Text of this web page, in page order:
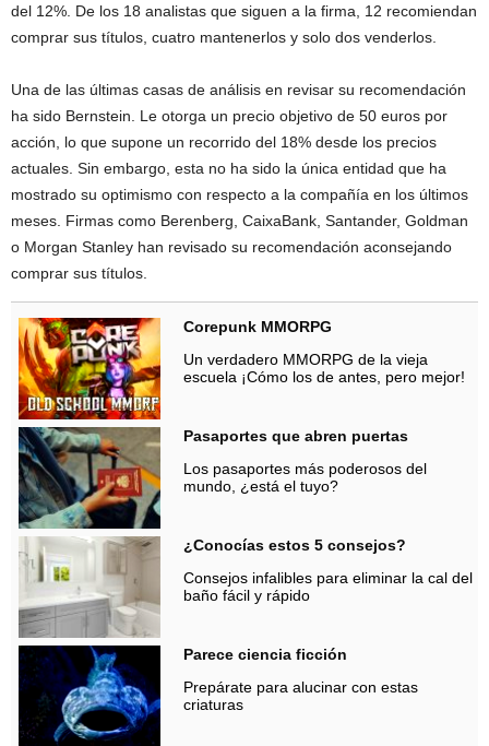
del 12%. De los 18 analistas que siguen a la firma, 12 recomiendan
comprar sus títulos, cuatro mantenerlos y solo dos venderlos.
Una de las últimas casas de análisis en revisar su recomendación
ha sido Bernstein. Le otorga un precio objetivo de 50 euros por
acción, lo que supone un recorrido del 18% desde los precios
actuales. Sin embargo, esta no ha sido la única entidad que ha
mostrado su optimismo con respecto a la compañía en los últimos
meses. Firmas como Berenberg, CaixaBank, Santander, Goldman
o Morgan Stanley han revisado su recomendación aconsejando
comprar sus títulos.
Corepunk MMORPG
Un verdadero MMORPG de la vieja
escuela ¡Cómo los de antes, pero mejor!
Pasaportes que abren puertas
Los pasaportes más poderosos del
mundo, ¿está el tuyo?
¿Conocías estos 5 consejos?
Consejos infalibles para eliminar la cal del
baño fácil y rápido
Parece ciencia ficción
Prepárate para alucinar con estas
criaturas